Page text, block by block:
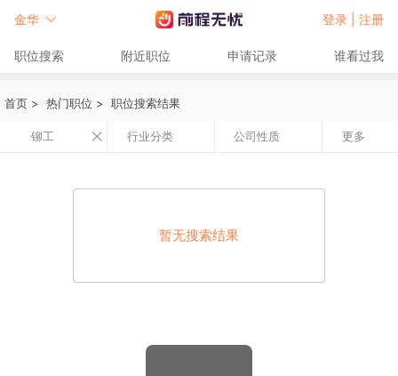
金华 登录 | 注册
职位搜索 附近职位 申请记录 谁看过我
首页 > 热门职位 > 职位搜索结果
铆工 行业分类 公司性质 更多
暂无搜索结果